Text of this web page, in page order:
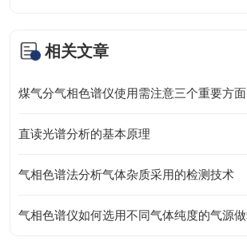
相关文章
煤气分气相色谱仪使用需注意三个重要方面
直读光谱分析的基本原理
气相色谱法分析气体杂质采用的检测技术